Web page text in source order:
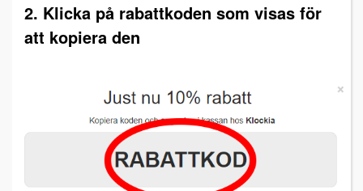
2. Klicka på rabattkoden som visas för
att kopiera den